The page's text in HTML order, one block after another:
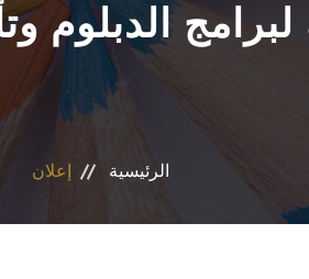
الدبلوم
الرئيسية إعلان